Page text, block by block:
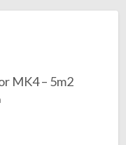
MK4 – 5m2